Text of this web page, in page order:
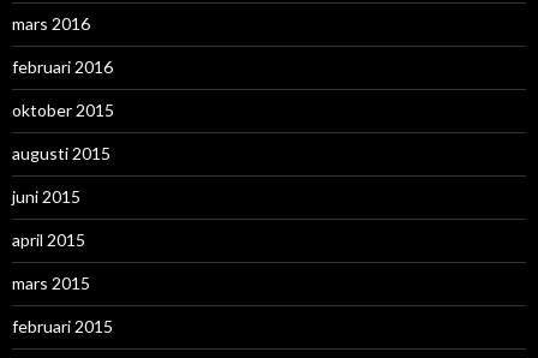
mars 2016
februari 2016
oktober 2015
augusti 2015
juni 2015
april 2015
mars 2015
februari 2015